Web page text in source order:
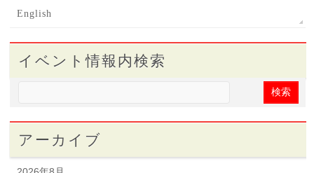
English
イベント情報内検索
アーカイブ